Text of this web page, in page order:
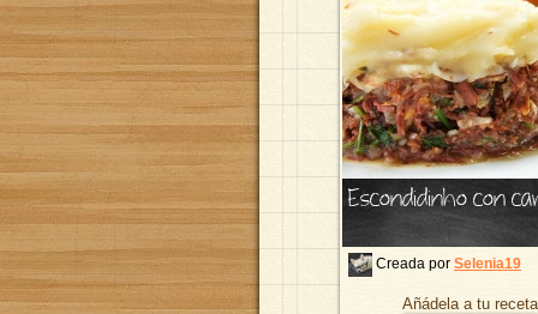
Escondidinho con
Creada por Selenia19
Añádela a tu